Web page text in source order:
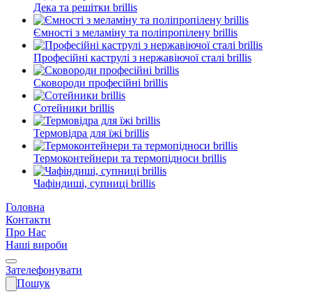
Дека та решітки brillis
Ємності з меламіну та поліпропілену brillis
Професійні каструлі з нержавіючої сталі brillis
Сковороди професійні brillis
Сотейники brillis
Термовідра для їжі brillis
Термоконтейнери та термопідноси brillis
Чафіндиші, супниці brillis
Головна
Контакти
Про Нас
Наші вироби
Зателефонувати
Пошук